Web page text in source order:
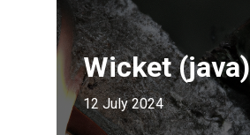
Wicket (java)
12 July 2024